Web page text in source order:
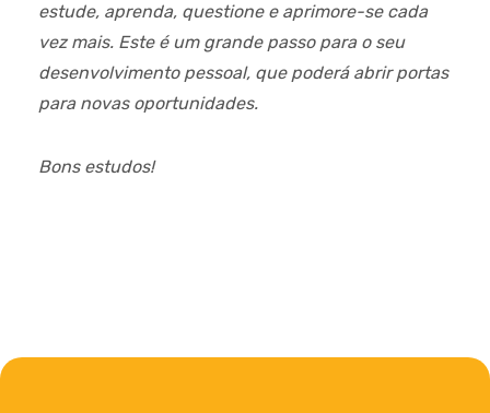
estude, aprenda, questione e aprimore-se cada
vez mais. Este é um grande passo para o seu
desenvolvimento pessoal, que poderá abrir portas
para novas oportunidades.
Bons estudos!